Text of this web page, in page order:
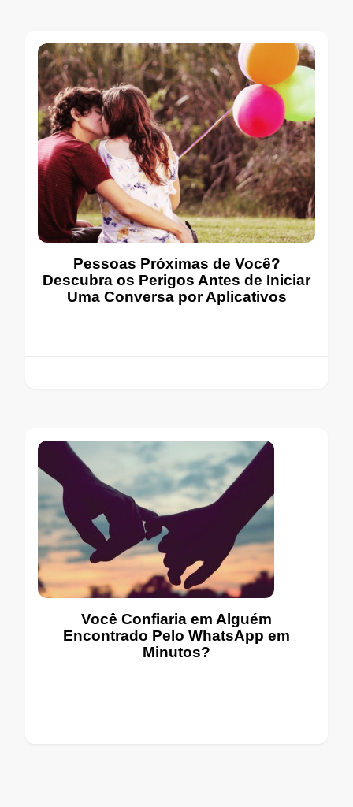
Pessoas Próximas de Você?
Descubra os Perigos Antes de Iniciar
Uma Conversa por Aplicativos
Você Confiaria em Alguém
Encontrado Pelo WhatsApp em
Minutos?